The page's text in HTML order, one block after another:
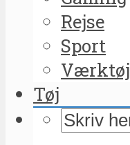
Rejse
Sport
Værktøj
Tøj